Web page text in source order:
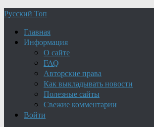
Русский Топ
Главная
Информация
О сайте
FAQ
Авторские права
Как выкладывать новости
Полезные сайты
Свежие комментарии
Войти